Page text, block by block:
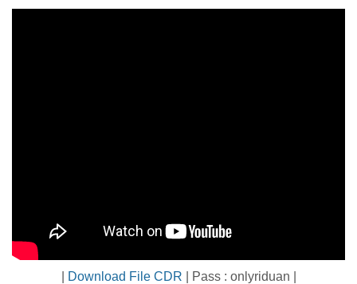
Download File CDR | Pass : onlyriduan |